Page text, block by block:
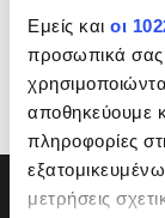
Εμείς και οι
προσωπικά σας
αποθηκεύουμε
πληροφορίες
μετρήσεις
Τα